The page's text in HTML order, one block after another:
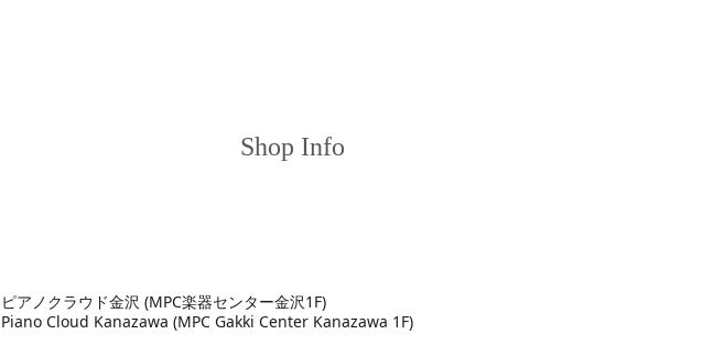
Shop Info
ピアノクラウド金沢 (MPC楽器センター金沢1F)
Piano Cloud Kanazawa (MPC Gakki Center Kanazawa 1F)